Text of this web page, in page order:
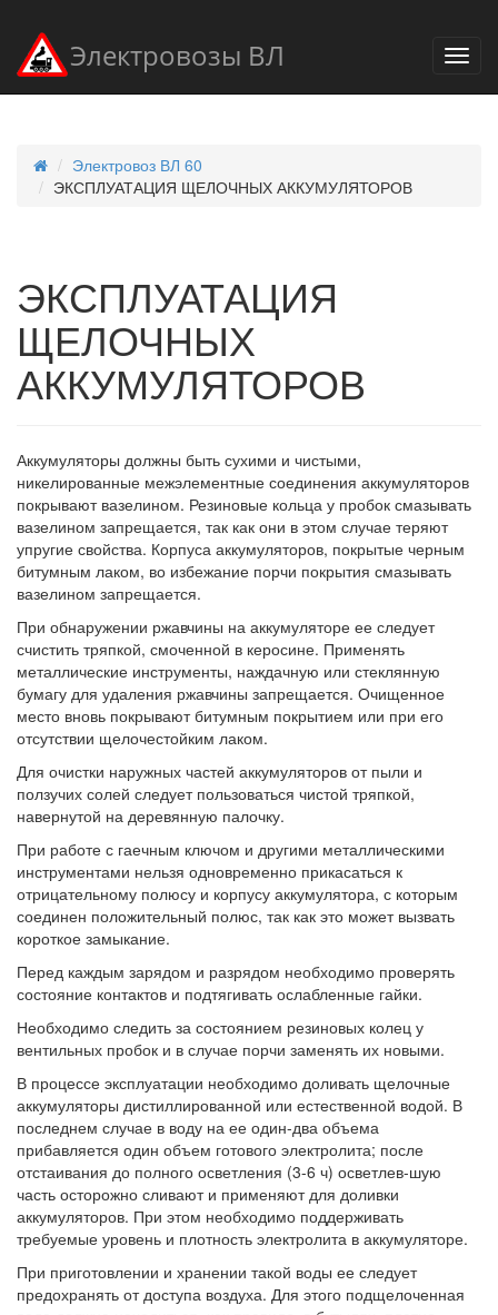
Электровозы ВЛ
Электровоз ВЛ 60
ЭКСПЛУАТАЦИЯ ЩЕЛОЧНЫХ АККУМУЛЯТОРОВ
ЭКСПЛУАТАЦИЯ
ЩЕЛОЧНЫХ
АККУМУЛЯТОРОВ
Аккумуляторы должны быть сухими и чистыми,
никелированные межэлементные соединения аккумуляторов
покрывают вазелином. Резиновые кольца у пробок смазывать
вазелином запрещается, так как они в этом случае теряют
упругие свойства. Корпуса аккумуляторов, покрытые черным
битумным лаком, во избежание порчи покрытия смазывать
вазелином запрещается.
При обнаружении ржавчины на аккумуляторе ее следует
счистить тряпкой, смоченной в керосине. Применять
металлические инструменты, наждачную или стеклянную
бумагу для удаления ржавчины запрещается. Очищенное
место вновь покрывают битумным покрытием или при его
отсутствии щелочестойким лаком.
Для очистки наружных частей аккумуляторов от пыли и
ползучих солей следует пользоваться чистой тряпкой,
навернутой на деревянную палочку.
При работе с гаечным ключом и другими металлическими
инструментами нельзя одновременно прикасаться к
отрицательному полюсу и корпусу аккумулятора, с которым
соединен положительный полюс, так как это может вызвать
короткое замыкание.
Перед каждым зарядом и разрядом необходимо проверять
состояние контактов и подтягивать ослабленные гайки.
Необходимо следить за состоянием резиновых колец у
вентильных пробок и в случае порчи заменять их новыми.
В процессе эксплуатации необходимо доливать щелочные
аккумуляторы дистиллированной или естественной водой. В
последнем случае в воду на ее один-два объема
прибавляется один объем готового электролита; после
отстаивания до полного осветления (3-6 ч) осветлев-шую
часть осторожно сливают и применяют для доливки
аккумуляторов. При этом необходимо поддерживать
требуемые уровень и плотность электролита в аккумуляторе.
При приготовлении и хранении такой воды ее следует
предохранять от доступа воздуха. Для этого подщелоченная